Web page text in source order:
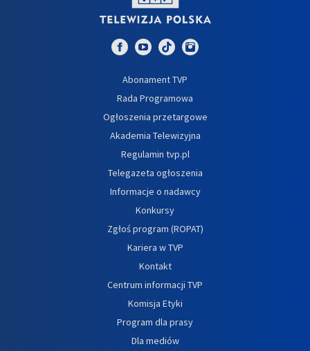
Abonament TVP
Rada Programowa
Ogłoszenia przetargowe
Akademia Telewizyjna
Regulamin tvp.pl
Telegazeta ogłoszenia
Informacje o nadawcy
Konkursy
Zgłoś program (ROPAT)
Kariera w TVP
Kontakt
Centrum informacji TVP
Komisja Etyki
Program dla prasy
Dla mediów